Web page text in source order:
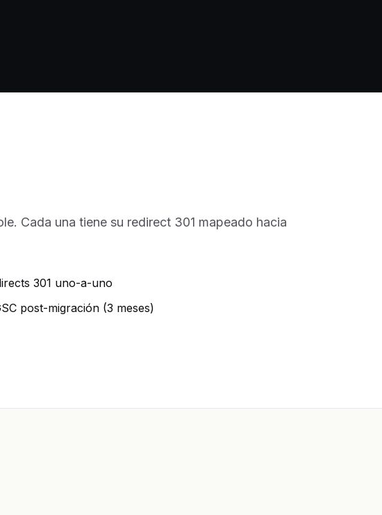
Cada una tiene su redirect 301 mapeado hacia
301 uno-a-uno
post-migración (3 meses)